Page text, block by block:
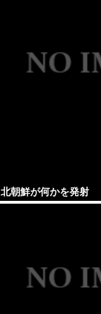
北朝鮮が何かを発射